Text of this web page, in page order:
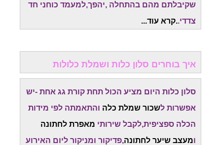
שקיבלתם מהם בהתחלה ,יהפך,למעמד כוחני חד
צדדי..קרא עוד...
איך בוחרים סלון כלות ושמלת כלולות
סלון כלות היום מציע הכול תחת קורת גג אחת -יש
אפשרות לשכור שמלת כלה והתאמתה לפי מידות
הכלה ספציפית,לקבל שירותי מאפרת לחתונה
ומעצב שיער לחתונה,פדיקור ומניקור ליום האירוע